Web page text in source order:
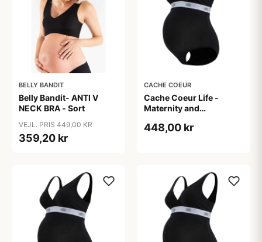
BELLY BANDIT
Belly Bandit- ANTI V
NECK BRA - Sort
VEJL. PRIS 449,00 KR
359,20 kr
CACHE COEUR
Cache Coeur Life -
Maternity and
448,00 kr